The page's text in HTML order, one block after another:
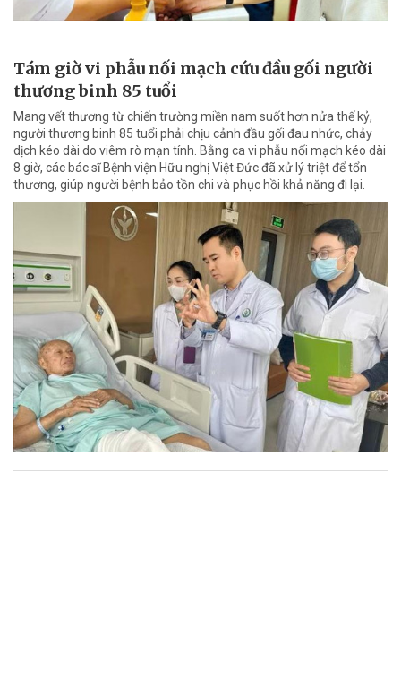
Tám giờ vi phẫu nối mạch cứu đầu gối người
thương binh 85 tuổi
Mang vết thương từ chiến trường miền nam suốt hơn nửa thế kỷ,
người thương binh 85 tuổi phải chịu cảnh đầu gối đau nhức, chảy
dịch kéo dài do viêm rò mạn tính. Bằng ca vi phẫu nối mạch kéo dài
8 giờ, các bác sĩ Bệnh viện Hữu nghị Việt Đức đã xử lý triệt để tổn
thương, giúp người bệnh bảo tồn chi và phục hồi khả năng đi lại.